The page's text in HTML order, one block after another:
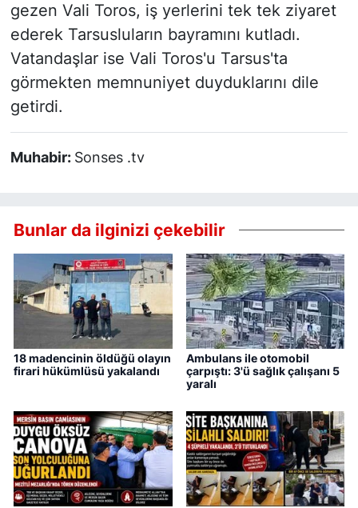
gezen Vali Toros, iş yerlerini tek tek ziyaret
ederek Tarsusluların bayramını kutladı.
Vatandaşlar ise Vali Toros'u Tarsus'ta
görmekten memnuniyet duyduklarını dile
getirdi.
Muhabir: Sonses .tv
Bunlar da ilginizi çekebilir
18 madencinin öldüğü olayın
firari hükümlüsü yakalandı
Ambulans ile otomobil
çarpıştı: 3'ü sağlık çalışanı 5
yaralı